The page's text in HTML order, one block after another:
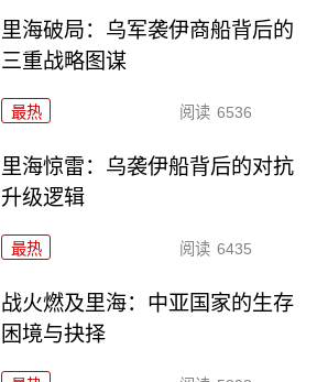
里海破局：乌军袭伊商船背后的
三重战略图谋
最热 阅读 6536
里海惊雷：乌袭伊船背后的对抗
升级逻辑
最热 阅读 6435
战火燃及里海：中亚国家的生存
困境与抉择